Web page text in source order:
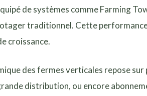
de systèmes comme Farming
traditionnel. Cette
croissance.
des fermes verticales repose
distribution, ou encore